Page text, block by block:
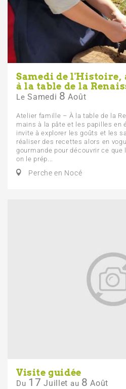
Samedi de
à la table de la
Le Samedi 8 Août
Atelier famille – À la table de la
mains à la pâte et les papilles en
invite à explorer les goûts et les
réaliser des recettes alors en
gourmande pour découvrir ce que
on le prép...
Perche en Nocé
Visite guidée
Du 17 Juillet au 8 Août